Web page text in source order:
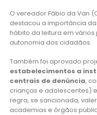
O vereador Fábio da Van
destacou a importância
hábito da leitura em
autonomia dos cidadãos.
Também foi aprovado
estabelecimentos a
centrais de denúncia,
crianças e adolescentes)
regra, se sancionada,
academias e órgãos